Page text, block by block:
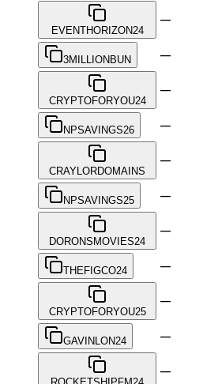
EVENTHORIZON24
—
3MILLIONBUN —
CRYPTOFORYOU24
—
NPSAVINGS26 —
CRAYLORDOMAINS
—
NPSAVINGS25 —
DORONSMOVIES24
—
THEFIGCO24 —
CRYPTOFORYOU25
—
GAVINLON24 —
—